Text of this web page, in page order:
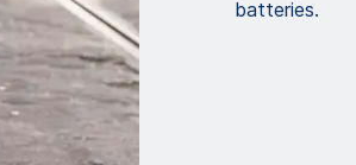
batteries.